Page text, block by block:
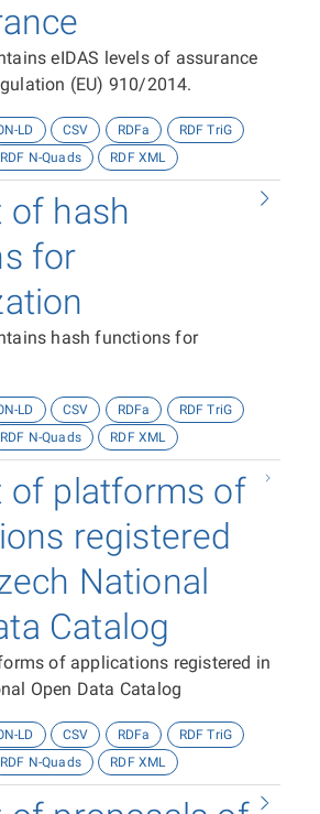
eIDAS levels of assurance
(EU) 910/2014.
LD CSV RDFa
RDF TriG
RDF N-Quads RDF XML
of hash
for
hash functions for
LD CSV RDFa
RDF TriG
RDF N-Quads RDF XML
of platforms of
registered
National
Catalog
of applications registered in
Open Data Catalog
LD CSV RDFa
RDF TriG
RDF N-Quads RDF XML